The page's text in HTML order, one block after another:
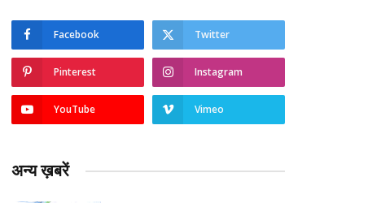
Facebook Twitter
Pinterest Instagram
YouTube Vimeo
अन्य ख़बरें